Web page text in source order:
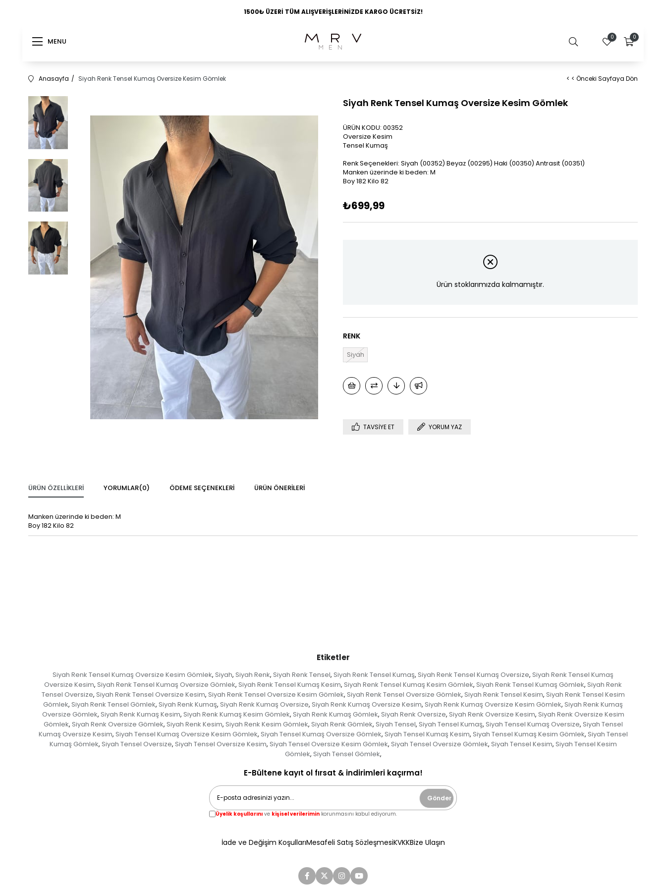
1500₺ ÜZERİ TÜM ALIŞVERİŞLERİNİZDE KARGO ÜCRETSİZ!
MENU 0
0
Anasayfa Siyah Renk Tensel Kumaş Oversize Kesim Gömlek < < Önceki Sayfaya Dön
Siyah Renk Tensel Kumaş Oversize Kesim Gömlek
ÜRÜN KODU: 00352
Oversize Kesim
Tensel Kumaş
Renk Seçenekleri: Siyah (00352) Beyaz (00295) Haki (00350) Antrasit (00351)
Manken üzerinde ki beden: M
Boy 182 Kilo 82
₺699,99
Ürün stoklarımızda kalmamıştır.
RENK
Siyah
TAVSIYE ET YORUM YAZ
ÜRÜN ÖZELLIKLERI YORUMLAR(0) ÖDEME SEÇENEKLERI ÜRÜN ÖNERILERI
Manken üzerinde ki beden: M
Boy 182 Kilo 82
Etiketler
Siyah Renk Tensel Kumaş Oversize Kesim Gömlek, Siyah, Siyah Renk, Siyah Renk Tensel, Siyah Renk Tensel Kumaş, Siyah Renk Tensel Kumaş Oversize, Siyah Renk Tensel Kumaş
Oversize Kesim, Siyah Renk Tensel Kumaş Oversize Gömlek, Siyah Renk Tensel Kumaş Kesim, Siyah Renk Tensel Kumaş Kesim Gömlek, Siyah Renk Tensel Kumaş Gömlek, Siyah Renk
Tensel Oversize, Siyah Renk Tensel Oversize Kesim, Siyah Renk Tensel Oversize Kesim Gömlek, Siyah Renk Tensel Oversize Gömlek, Siyah Renk Tensel Kesim, Siyah Renk Tensel Kesim
Gömlek, Siyah Renk Tensel Gömlek, Siyah Renk Kumaş, Siyah Renk Kumaş Oversize, Siyah Renk Kumaş Oversize Kesim, Siyah Renk Kumaş Oversize Kesim Gömlek, Siyah Renk Kumaş
Oversize Gömlek, Siyah Renk Kumaş Kesim, Siyah Renk Kumaş Kesim Gömlek, Siyah Renk Kumaş Gömlek, Siyah Renk Oversize, Siyah Renk Oversize Kesim, Siyah Renk Oversize Kesim
Gömlek, Siyah Renk Oversize Gömlek, Siyah Renk Kesim, Siyah Renk Kesim Gömlek, Siyah Renk Gömlek, Siyah Tensel, Siyah Tensel Kumaş, Siyah Tensel Kumaş Oversize, Siyah Tensel
Kumaş Oversize Kesim, Siyah Tensel Kumaş Oversize Kesim Gömlek, Siyah Tensel Kumaş Oversize Gömlek, Siyah Tensel Kumaş Kesim, Siyah Tensel Kumaş Kesim Gömlek, Siyah Tensel
Kumaş Gömlek, Siyah Tensel Oversize, Siyah Tensel Oversize Kesim, Siyah Tensel Oversize Kesim Gömlek, Siyah Tensel Oversize Gömlek, Siyah Tensel Kesim, Siyah Tensel Kesim
Gömlek, Siyah Tensel Gömlek,
E-Bültene kayıt ol fırsat & indirimleri kaçırma!
Gönder
Üyelik koşullarını ve kişisel verilerimin korunmasını kabul ediyorum.
İade ve Değişim KoşullarıMesafeli Satış SözleşmesiKVKKBize Ulaşın